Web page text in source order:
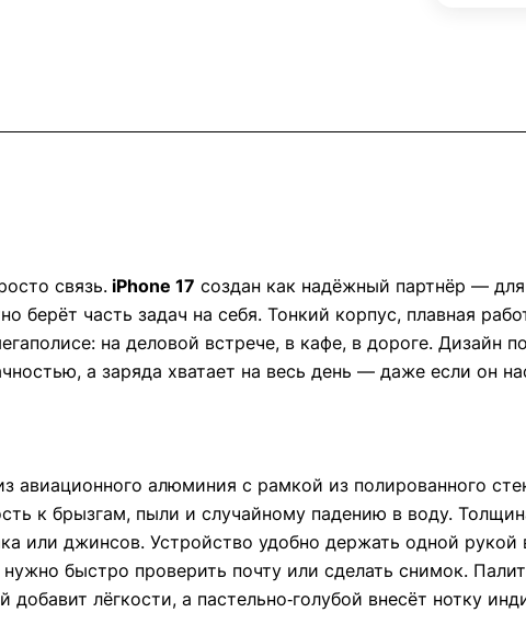
связь. iPhone 17 создан как надёжный партнёр —
берёт часть задач на себя. Тонкий корпус, плавная
на деловой встрече, в кафе, в дороге. Дизайн
а заряда хватает на весь день — даже если он
алюминия с рамкой из полированного
к брызгам, пыли и случайному падению в воду.
или джинсов. Устройство удобно держать одной рукой
быстро проверить почту или сделать снимок.
лёгкости, а пастельно‑голубой внесёт нотку